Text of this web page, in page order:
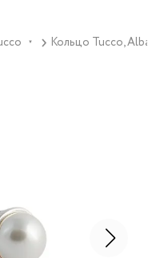
▼ Кольцо Tucco, Alba,